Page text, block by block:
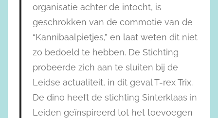
organisatie achter de intocht, is
geschrokken van de commotie van de
“Kannibaalpietjes,” en laat weten dit niet
zo bedoeld te hebben. De Stichting
probeerde zich aan te sluiten bij de
Leidse actualiteit, in dit geval T-rex Trix.
De dino heeft de stichting Sinterklaas in
Leiden geïnspireerd tot het toevoegen